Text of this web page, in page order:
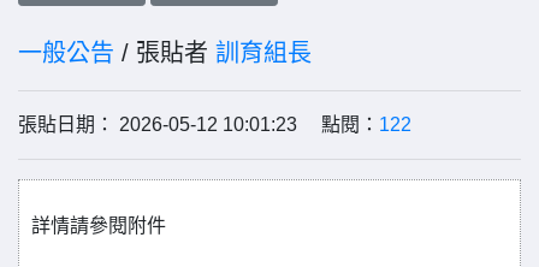
一般公告 / 張貼者 訓育組長
張貼日期： 2026-05-12 10:01:23 點閱： 122
詳情請參閱附件